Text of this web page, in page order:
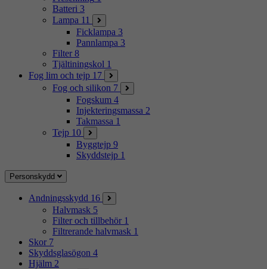
Batteri 3
Lampa 11
Ficklampa 3
Pannlampa 3
Filter 8
Tjältiningskol 1
Fog lim och tejp 17
Fog och silikon 7
Fogskum 4
Injekteringsmassa 2
Takmassa 1
Tejp 10
Byggtejp 9
Skyddstejp 1
Personskydd
Andningsskydd 16
Halvmask 5
Filter och tillbehör 1
Filtrerande halvmask 1
Skor 7
Skyddsglasögon 4
Hjälm 2